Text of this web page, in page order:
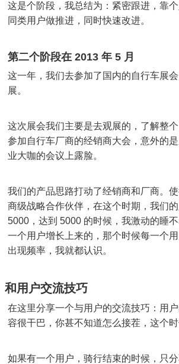
这是个阶段，我总结为：紧密跟进，靠
同类用户做推进，同时快速改进。
第二个阶段在 2013 年 5 月
这一年，我们去参加了国内的自行车展
展。
这次展会我们主要是去观展的，了解整
参加自行车厂商的经销商大会，意外的
业大咖的会议上露脸。
我们的产品思路打动了经销商和厂商。
商级战略合作伙伴，在这个时期，我们
5000，达到 5000 的时候，我激动的睡
一个用户增长上来的，那个时候每一个
出现频率，我就都认识。
和用户交流技巧
在这里分享一个与用户的交流技巧：用
容很干巴，你甚不知道怎么接茬，这个
如果有一个用户，骑行结束的时候，只